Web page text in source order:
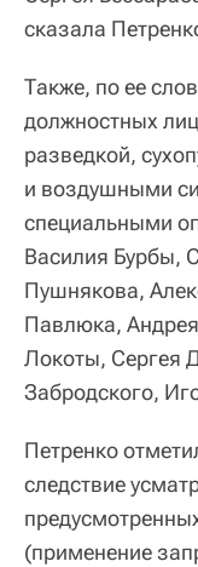
сказала
Также, по ее
должностных
разведкой,
и воздушными
специальными
Василия Бурбы,
Пушнякова,
Павлюка,
Локоты, Сергея
Забродского,
Петренко
следствие
(применение